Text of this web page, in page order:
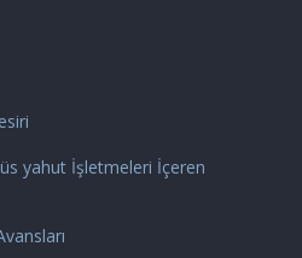
yahut İşletmeleri İçeren